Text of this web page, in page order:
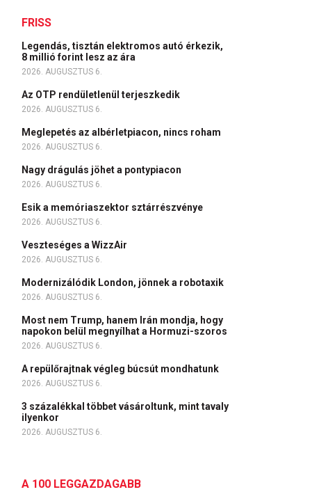
FRISS
Legendás, tisztán elektromos autó érkezik,
8 millió forint lesz az ára
2026. AUGUSZTUS 6.
Az OTP rendületlenül terjeszkedik
2026. AUGUSZTUS 6.
Meglepetés az albérletpiacon, nincs roham
2026. AUGUSZTUS 6.
Nagy drágulás jöhet a pontypiacon
2026. AUGUSZTUS 6.
Esik a memóriaszektor sztárrészvénye
2026. AUGUSZTUS 6.
Veszteséges a WizzAir
2026. AUGUSZTUS 6.
Modernizálódik London, jönnek a robotaxik
2026. AUGUSZTUS 6.
Most nem Trump, hanem Irán mondja, hogy
napokon belül megnyílhat a Hormuzi-szoros
2026. AUGUSZTUS 6.
A repülőrajtnak végleg búcsút mondhatunk
2026. AUGUSZTUS 6.
3 százalékkal többet vásároltunk, mint tavaly
ilyenkor
2026. AUGUSZTUS 6.
A 100 LEGGAZDAGABB